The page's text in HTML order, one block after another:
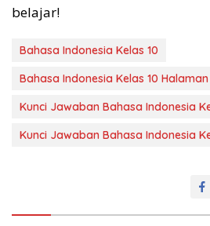
belajar!
Bahasa Indonesia Kelas 10
Bahasa Indonesia Kelas 10 Halaman
Kunci Jawaban Bahasa Indonesia
Kunci Jawaban Bahasa Indonesia